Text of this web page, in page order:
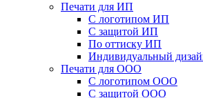
Печати для ИП
С логотипом ИП
С защитой ИП
По оттиску ИП
Индивидуальный
Печати для ООО
С логотипом ООО
С защитой ООО